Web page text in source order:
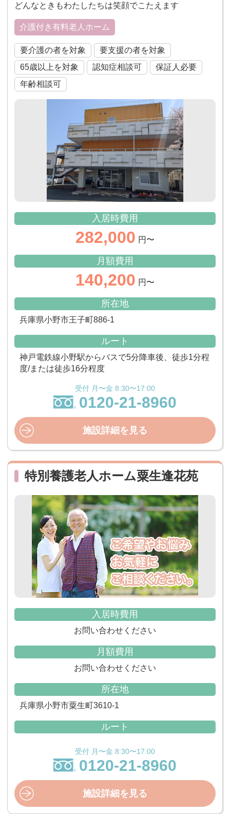
どんなときもわたしたちは笑顔でこたえます
介護付き有料老人ホーム
要介護の者を対象
要支援の者を対象
65歳以上を対象
認知症相談可
保証人必要
年齢相談可
入居時費用
282,000 円〜
月額費用
140,200 円〜
所在地
兵庫県小野市王子町886-1
ルート
神戸電鉄線小野駅からバスで5分降車後、徒歩1分程
度/または徒歩16分程度
受付 月〜金 8:30〜17:00
0120-21-8960
施設詳細を見る
特別養護老人ホーム粟生逢花苑
入居時費用
お問い合わせください
月額費用
お問い合わせください
所在地
兵庫県小野市粟生町3610-1
ルート
受付 月〜金 8:30〜17:00
0120-21-8960
施設詳細を見る